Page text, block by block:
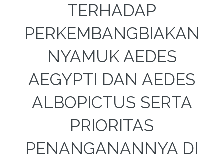
TERHADAP
PERKEMBANGBIAKAN
NYAMUK AEDES
AEGYPTI DAN AEDES
ALBOPICTUS SERTA
PRIORITAS
PENANGANANNYA DI